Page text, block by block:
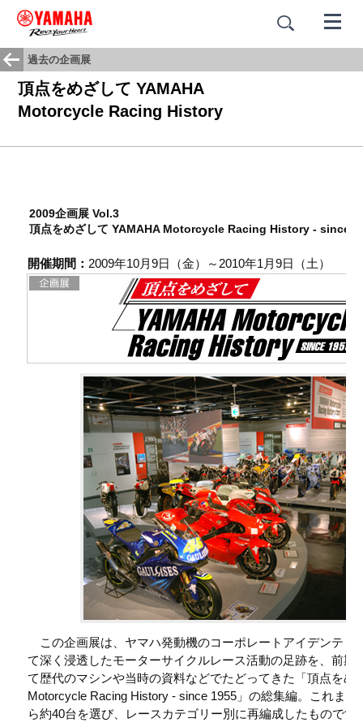
過去の企画展
頂点をめざして YAMAHA
Motorcycle Racing History
2009企画展 Vol.3
頂点をめざして YAMAHA Motorcycle Racing History - since
開催期間： 2009年10月9日（金）～2010年1月9日（土）
この企画展は、ヤマハ発動機のコーポレートアイデンティ
て深く浸透したモーターサイクルレース活動の足跡を、前期
て歴代のマシンや当時の資料などでたどってきた「頂点を
Motorcycle Racing History - since 1955」の総集編。これま
ら約40台を選び、レースカテゴリー別に再編成したものです